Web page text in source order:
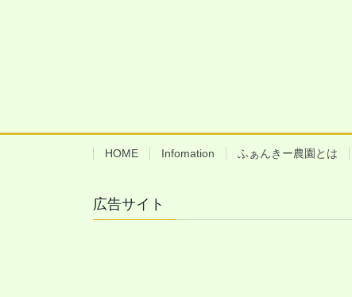
HOME Infomation ふぁんきー農園とは
広告サイト